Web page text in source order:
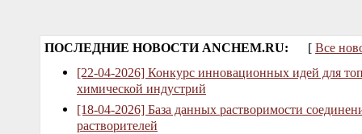
ПОСЛЕДНИЕ НОВОСТИ ANCHEM.RU: [ Все
[22-04-2026] Конкурс инновационных идей для
химической индустрий
[18-04-2026] База данных растворимости
растворителей